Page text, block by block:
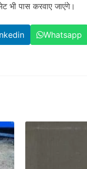
भी पास करवाए जाएंगे।
Whatsapp